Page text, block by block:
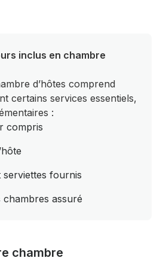
inclus en chambre
d’hôtes comprend
certains services essentiels,
:
compris
serviettes fournis
chambres assuré
chambre